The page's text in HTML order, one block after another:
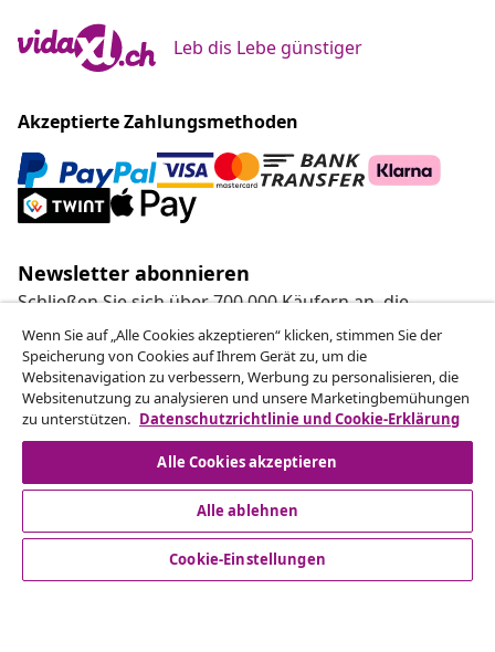
Leb dis Lebe günstiger
Akzeptierte Zahlungsmethoden
Newsletter abonnieren
Schließen Sie sich über 700.000 Käufern an, die
wöchentliche Angebote, saisonale Aktionen und
Neuheiten von vidaXL erhalten.
Unsere Social-Media-Accounts
Kundenservice
Wenn Sie auf „Alle Cookies akzeptieren“ klicken, stimmen Sie der
Speicherung von Cookies auf Ihrem Gerät zu, um die
Websitenavigation zu verbessern, Werbung zu personalisieren, die
Websitenutzung zu analysieren und unsere Marketingbemühungen
zu unterstützen. Datenschutzrichtlinie und Cookie-Erklärung
Alle Cookies akzeptieren
Alle ablehnen
Cookie-Einstellungen